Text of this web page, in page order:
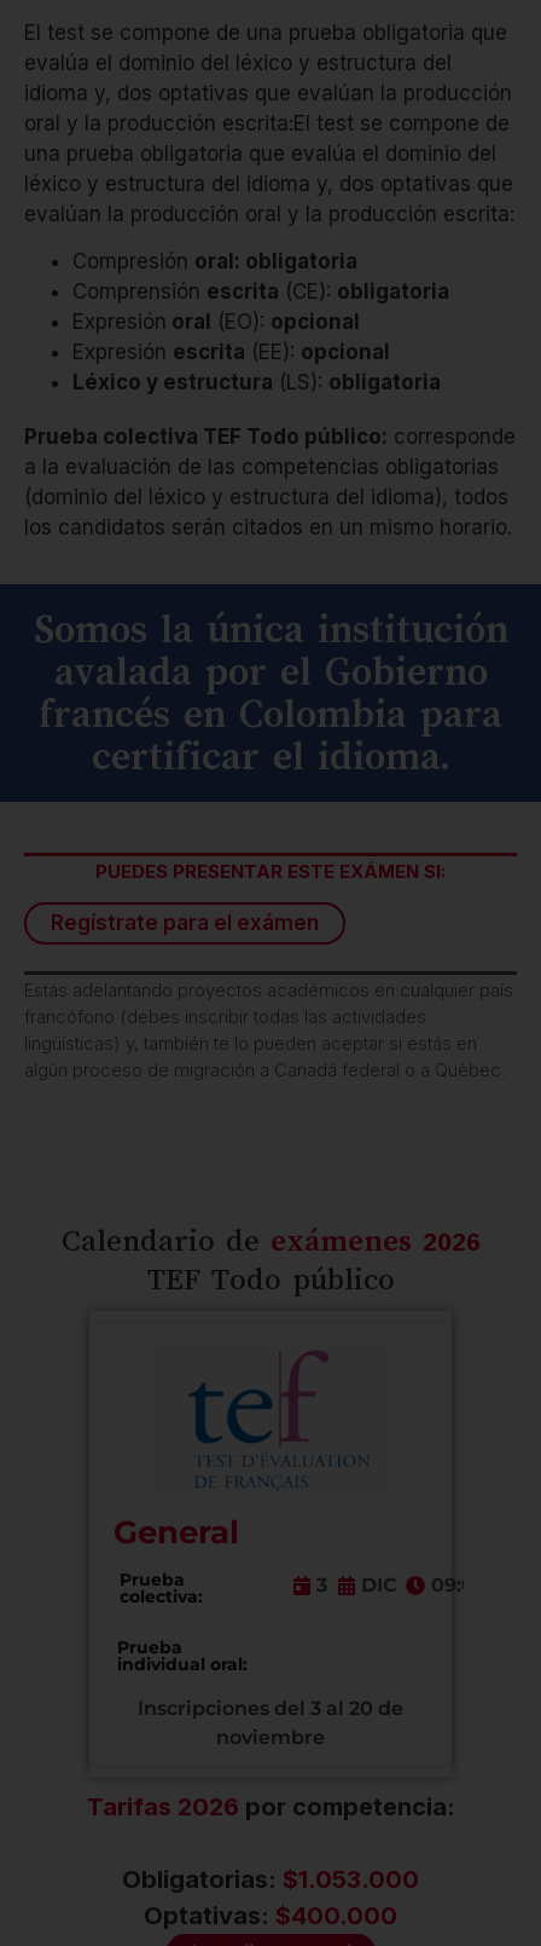
El test se compone de una prueba obligatoria que
evalúa el dominio del léxico y estructura del
idioma y, dos optativas que evalúan la producción
oral y la producción escrita:El test se compone de
una prueba obligatoria que evalúa el dominio del
léxico y estructura del idioma y, dos optativas que
evalúan la producción oral y la producción escrita:
Compresión oral: obligatoria
Comprensión escrita (CE): obligatoria
Expresión oral (EO): opcional
Expresión escrita (EE): opcional
Léxico y estructura (LS): obligatoria
Prueba colectiva TEF Todo público: corresponde
a la evaluación de las competencias obligatorias
(dominio del léxico y estructura del idioma), todos
los candidatos serán citados en un mismo horario.
Somos la única institución
avalada por el Gobierno
francés en Colombia para
certificar el idioma.
PUEDES PRESENTAR ESTE EXÁMEN SI:
Regístrate para el exámen
Estás adelantando proyectos académicos en cualquier país
francófono (debes inscribir todas las actividades
lingüísticas) y, también te lo pueden aceptar si estás en
algún proceso de migración a Canadá federal o a Quèbec.
Calendario de exámenes 2026
TEF Todo público
General
Prueba
colectiva: 3 DIC 09:00
Prueba
individual oral:
Inscripciones del 3 al 20 de
noviembre
Tarifas 2026 por competencia:
Obligatorias: $1.053.000
Optativas: $400.000